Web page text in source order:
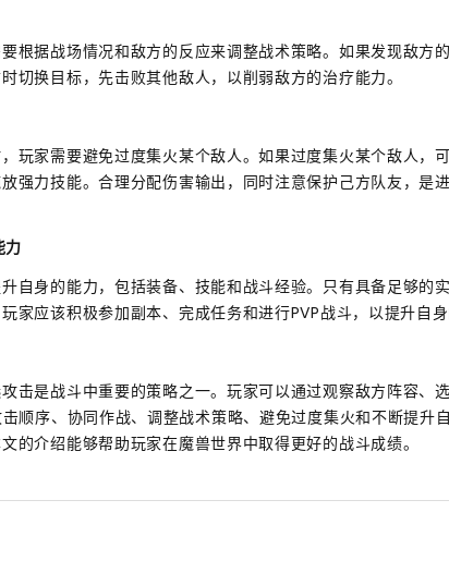
根据战场情况和敌方的反应来调整战术策略。如果发现敌方
切换目标，先击败其他敌人，以削弱敌方的治疗能力。
玩家需要避免过度集火某个敌人。如果过度集火某个敌人，
强力技能。合理分配伤害输出，同时注意保护己方队友，是
力
自身的能力，包括装备、技能和战斗经验。只有具备足够的
家应该积极参加副本、完成任务和进行PVP战斗，以提升自身
击是战斗中重要的策略之一。玩家可以通过观察敌方阵容、
顺序、协同作战、调整战术策略、避免过度集火和不断提升
的介绍能够帮助玩家在魔兽世界中取得更好的战斗成绩。